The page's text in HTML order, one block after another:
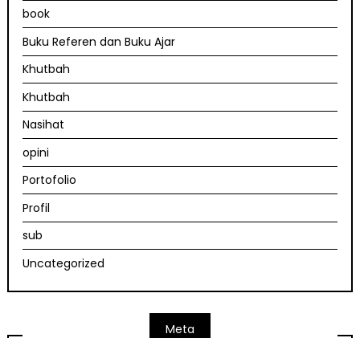
book
Buku Referen dan Buku Ajar
Khutbah
Khutbah
Nasihat
opini
Portofolio
Profil
sub
Uncategorized
Meta